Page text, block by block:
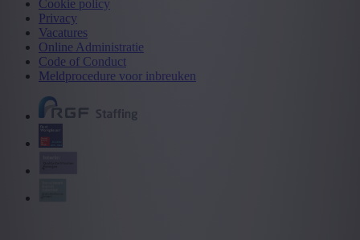
Cookie policy
Privacy
Vacatures
Online Administratie
Code of Conduct
Meldprocedure voor inbreuken